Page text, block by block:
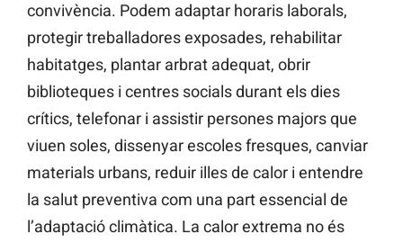
convivència. Podem adaptar horaris laborals,
protegir treballadores exposades, rehabilitar
habitatges, plantar arbrat adequat, obrir
biblioteques i centres socials durant els dies
crítics, telefonar i assistir persones majors que
viuen soles, dissenyar escoles fresques, canviar
materials urbans, reduir illes de calor i entendre
la salut preventiva com una part essencial de
l’adaptació climàtica. La calor extrema no és